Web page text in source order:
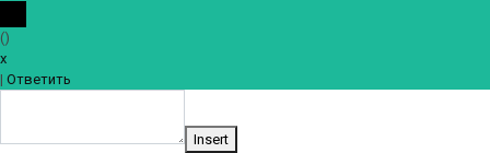
()
x
| Ответить
Insert